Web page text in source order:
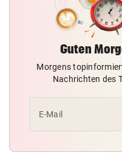
Guten
Morgens
Nachrichten des
E-Mail